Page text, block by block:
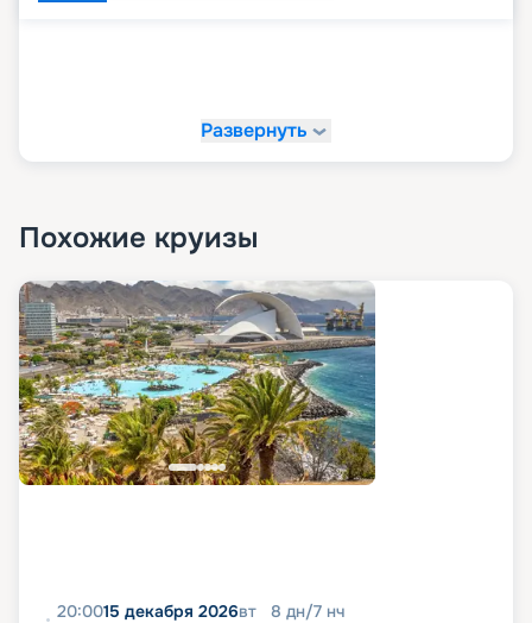
Развернуть
Похожие круизы
20:0015 декабря 2026вт 8 дн/7 нч